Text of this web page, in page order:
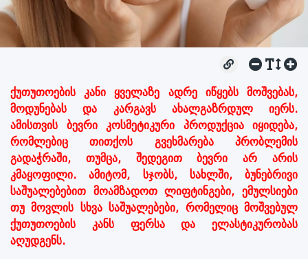
ქუთუთოების კანი ყველაზე ადრე იწყებს მოშვებას,
მოდუნებას და კარგავს ახალგაზრდულ იერს.
ამისთვის ბევრი კოსმეტიკური პროდუქცია იყიდება,
რომლებიც თითქოს გვეხმარება პრობლემის
გადაჭრაში, თუმცა, შედეგით ბევრი არ არის
კმაყოფილი. ამიტომ, სჯობს, სახლში, ბუნებრივი
საშუალებებით მოამზადოთ ლიფტინგები, ემულსიები
თუ მოვლის სხვა საშუალებები, რომელიც მოშვებულ
ქუთუთოების კანს ფერსა და ელასტიკურობას
აღუდგენს.